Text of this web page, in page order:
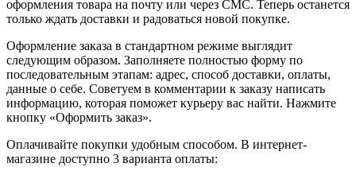
оформления товара на почту или через СМС. Теперь останется
только ждать доставки и радоваться новой покупке.
Оформление заказа в стандартном режиме выглядит
следующим образом. Заполняете полностью форму по
последовательным этапам: адрес, способ доставки, оплаты,
данные о себе. Советуем в комментарии к заказу написать
информацию, которая поможет курьеру вас найти. Нажмите
кнопку «Оформить заказ».
Оплачивайте покупки удобным способом. В интернет-
магазине доступно 3 варианта оплаты: